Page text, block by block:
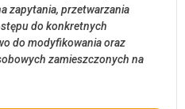
zapytania, przetwarzania
do konkretnych
do modyfikowania oraz
zamieszczonych na